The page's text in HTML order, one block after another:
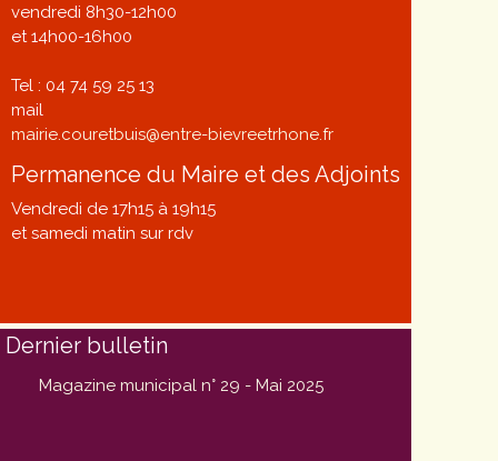
vendredi 8h30-12h00
et 14h00-16h00
Tel : 04 74 59 25 13
mail
mairie.couretbuis@entre-bievreetrhone.fr
Permanence du Maire et des Adjoints
Vendredi de 17h15 à 19h15
et samedi matin sur rdv
Dernier bulletin
Magazine municipal n° 29 - Mai 2025